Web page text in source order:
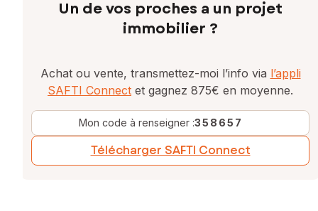
Un de vos proches a un projet
immobilier ?
Achat ou vente, transmettez-moi l’info via l’appli
SAFTI Connect et gagnez 875€ en moyenne.
Mon code à renseigner :358657
Télécharger SAFTI Connect